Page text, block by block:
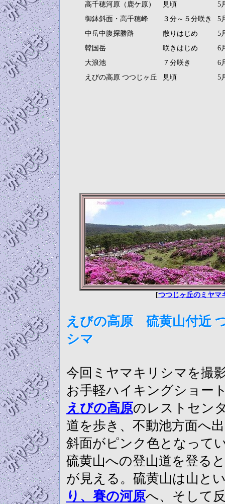
高千穂河原（鹿ケ原）
見頃
5
御鉢斜面・高千穂峰
３分～５分咲き
5
中岳中腹探勝路
散りはじめ
5
韓国岳
咲きはじめ
6
大浪池
７分咲き
6
えびの高原 つつじヶ丘
見頃 5
[つつじヶ丘のミヤマ
えびの高原 硫黄山付近
シマ
今回ミヤマキリシマを撮
お手軽ハイキングショー
えびの高原のレストセン
道を歩き、不動池方面へ
斜面がピンク色となって
硫黄山への登山道を登ると
が見える。硫黄山は山と
り、賽の河原へ、そして